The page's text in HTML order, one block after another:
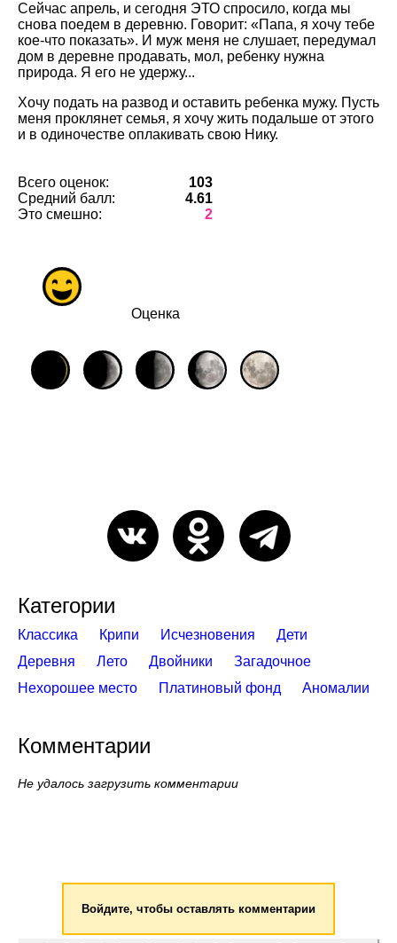
Сейчас апрель, и сегодня ЭТО спросило, когда мы
снова поедем в деревню. Говорит: «Папа, я хочу тебе
кое-что показать». И муж меня не слушает, передумал
дом в деревне продавать, мол, ребенку нужна
природа. Я его не удержу...
Хочу подать на развод и оставить ребенка мужу. Пусть
меня проклянет семья, я хочу жить подальше от этого
и в одиночестве оплакивать свою Нику.
Всего оценок:
103
Средний балл:
4.61
Это смешно:
2
Оценка
Категории
Классика Крипи Исчезновения
Дети
Деревня
Лето Двойники
Загадочное
Нехорошее место
Платиновый фонд Аномалии
Комментарии
Не удалось загрузить комментарии
Войдите, чтобы оставлять комментарии